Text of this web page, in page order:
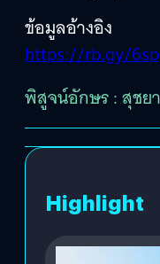
ข้อมูลอ้างอิง
https://rb.gy/
พิสูจน์อักษร : สุชย
Highlight